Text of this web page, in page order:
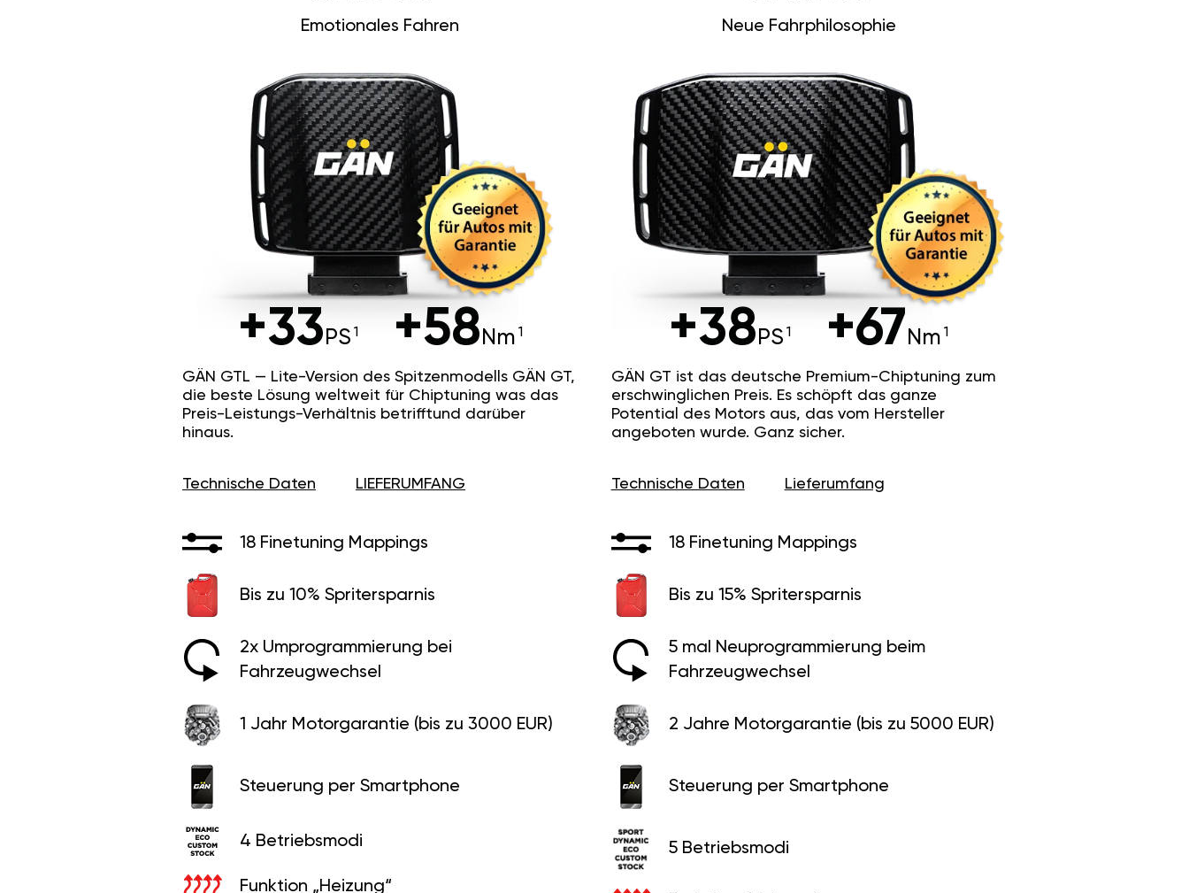
Neue Fahrphilosophie
+38 PS +67 Nm
GÄN GT ist das deutsche Premium-Chiptuning zum
erschwinglichen Preis. Es schöpft das ganze
Potential des Motors aus, das vom Hersteller
angeboten wurde. Ganz sicher.
Technische Daten Lieferumfang
18 Finetuning Mappings
Bis zu 15% Spritersparnis
5 mal Neuprogrammierung beim
Fahrzeugwechsel
2 Jahre Motorgarantie (bis zu 5000 EUR)
Steuerung per Smartphone
5 Betriebsmodi
Emotionales Fahren
+33 PS +58 Nm
GÄN GTL — Lite-Version des Spitzenmodells GÄN GT,
die beste Lösung weltweit für Chiptuning was das
Preis-Leistungs-Verhältnis betrifftund darüber
hinaus.
Technische Daten LIEFERUMFANG
18 Finetuning Mappings
Bis zu 10% Spritersparnis
2x Umprogrammierung bei
Fahrzeugwechsel
1 Jahr Motorgarantie (bis zu 3000 EUR)
Steuerung per Smartphone
4 Betriebsmodi
Funktion „Heizung“